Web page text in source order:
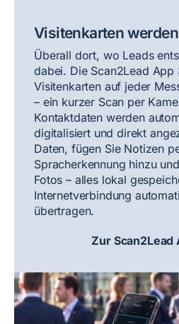
Visitenkarten
Überall dort, wo Leads
dabei. Die Scan2Lead App
Visitenkarten auf jeder
– ein kurzer Scan per
Kontaktdaten werden
digitalisiert und direkt
Daten, fügen Sie Notizen
Spracherkennung hinzu
Fotos – alles lokal
Internetverbindung
übertragen.
Zur Scan2Lead